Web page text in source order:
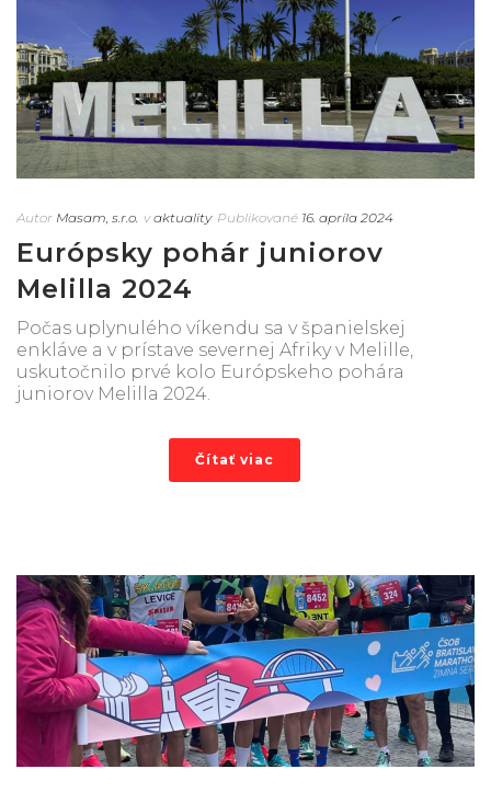
Autor Masam, s.r.o. v aktuality Publikované 16. apríla 2024
Európsky pohár juniorov
Melilla 2024
Počas uplynulého víkendu sa v španielskej
enkláve a v prístave severnej Afriky v Melille,
uskutočnilo prvé kolo Európskeho pohára
juniorov Melilla 2024.
Čítať viac